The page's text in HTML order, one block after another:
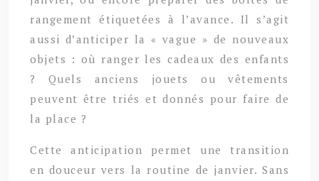
rangement étiquetées à l’avance. Il s’agit
aussi d’anticiper la « vague » de nouveaux
objets : où ranger les cadeaux des enfants
? Quels anciens jouets ou vêtements
peuvent être triés et donnés pour faire de
la place ?
Cette anticipation permet une transition
en douceur vers la routine de janvier. Sans